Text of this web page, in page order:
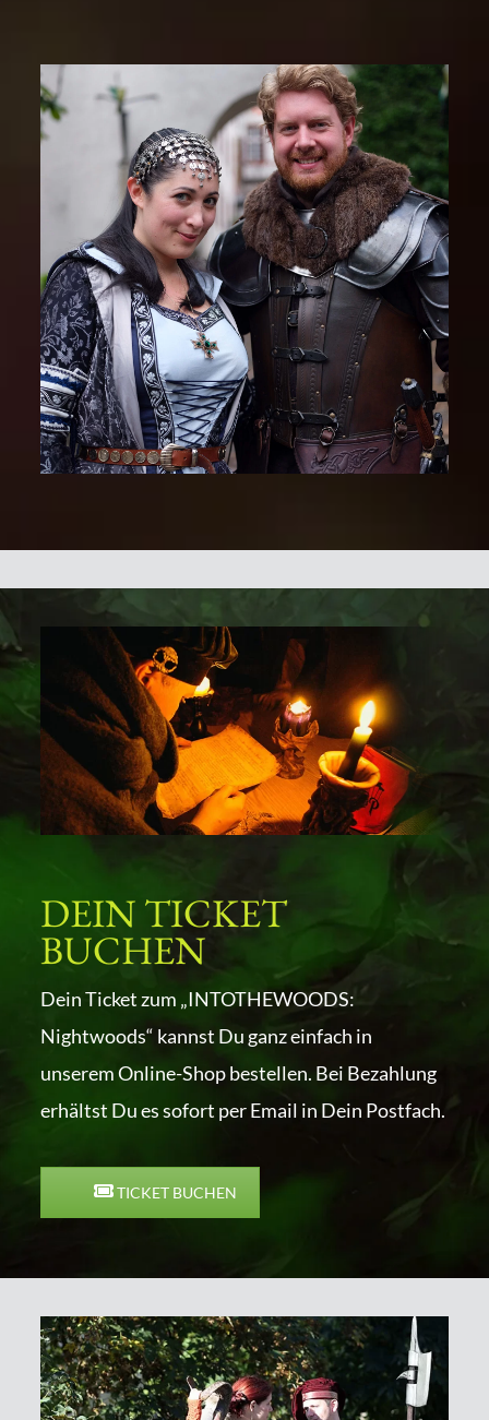
DEIN TICKET
BUCHEN
Dein Ticket zum „INTOTHEWOODS:
Nightwoods“ kannst Du ganz einfach in
unserem Online-Shop bestellen. Bei Bezahlung
erhältst Du es sofort per Email in Dein Postfach.
TICKET BUCHEN